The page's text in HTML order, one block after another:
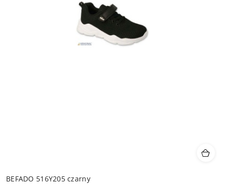
BEFADO 516Y205 czarny